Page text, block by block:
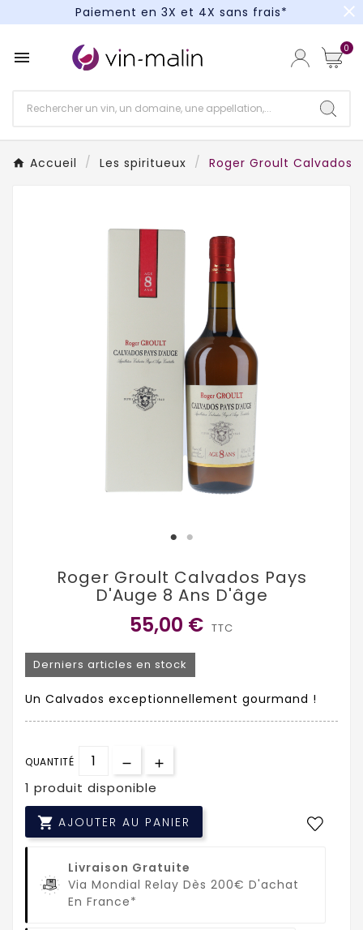
Paiement en 3X et 4X sans frais*
Paiement en 3X et 4X sans frais*
close
 0
Accueil Les spiritueux Roger Groult Calvados
Roger Groult Calvados Pays
D'Auge 8 Ans D'âge
55,00 € TTC
Derniers articles en stock
Un Calvados exceptionnellement gourmand !
QUANTITÉ
1 produit disponible
 AJOUTER AU PANIER
Livraison Gratuite
Via Mondial Relay Dès 200€ D'achat
En France*